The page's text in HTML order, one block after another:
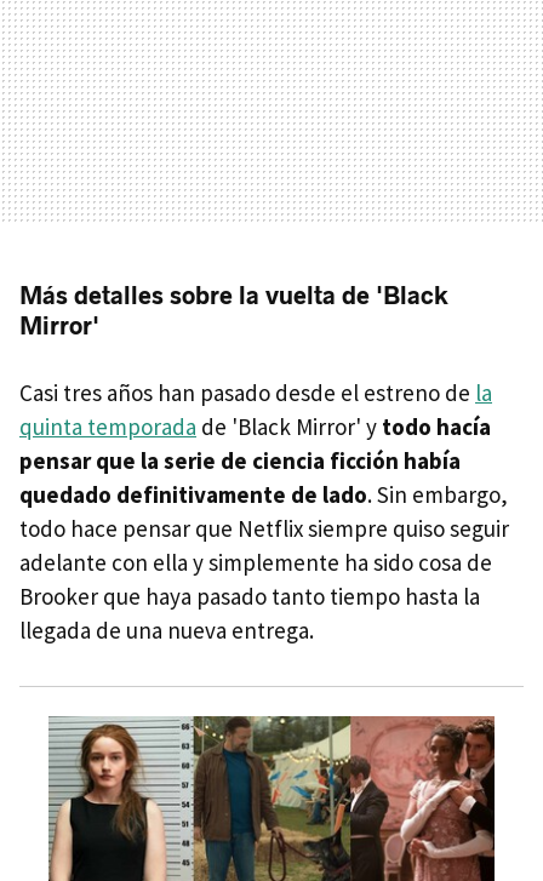
Más detalles sobre la vuelta de 'Black
Mirror'
Casi tres años han pasado desde el estreno de la
quinta temporada de 'Black Mirror' y todo hacía
pensar que la serie de ciencia ficción había
quedado definitivamente de lado. Sin embargo,
todo hace pensar que Netflix siempre quiso seguir
adelante con ella y simplemente ha sido cosa de
Brooker que haya pasado tanto tiempo hasta la
llegada de una nueva entrega.